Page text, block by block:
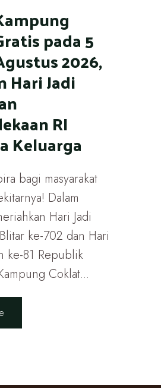
pada 5
2026,
Hari Jadi
RI
Keluarga
bagi masyarakat
Dalam
Hari Jadi
ke-702 dan Hari
ke-81 Republik
Coklat...